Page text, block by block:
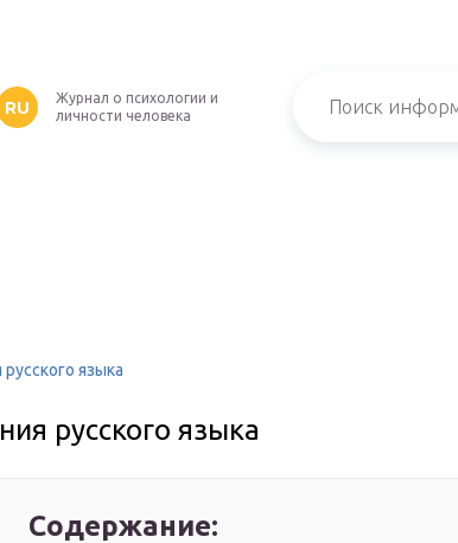
RU
Журнал о психологии и
личности человека
языка
русского языка
Содержание: